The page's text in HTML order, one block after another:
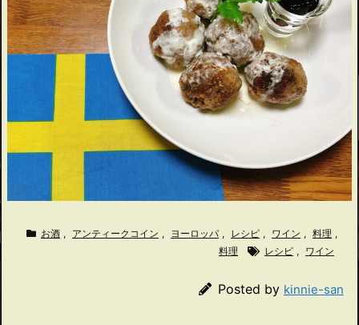
お酒 , アンティークコイン , ヨーロッパ , レシピ , ワイン , 料理 ,
料理
レシピ , ワイン
Posted by kinnie-san